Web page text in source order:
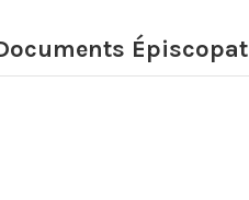
Épiscopat